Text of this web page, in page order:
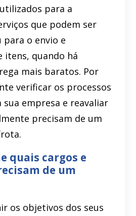
para a
que podem ser
o envio e
itens, quando há
mais baratos. Por
verificar os processos
sua empresa e reavaliar
precisam de um
quais cargos e
de um
os objetivos dos seus